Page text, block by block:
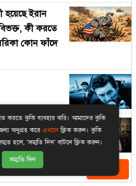
হয়েছে ইরান
কী করতে
কোন ফাঁদে
আরও
করতে কুকি ব্যবহার করি। আমাদের কুকি
জন্য অনুগ্রহ করেএখানেক্লিক করুন। কুকি
হলে, 'সম্মতি দিন' বাটনে ক্লিক করুন।
সম্মতি দিন